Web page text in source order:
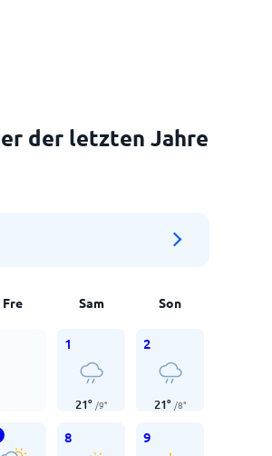
der letzten Jahre
Fre Sam Son
1
21° /9°
2
21° /8°
8 9